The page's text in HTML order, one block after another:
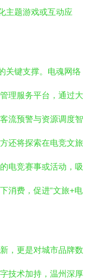
主题游戏或互动应
关键支撑。电魂网络
理服务平台，通过大
流预警与资源调度智
还将探索在电竞文旅
电竞赛事或活动，吸
消费，促进“文旅+电
，更是对城市品牌数
技术加持，温州深厚